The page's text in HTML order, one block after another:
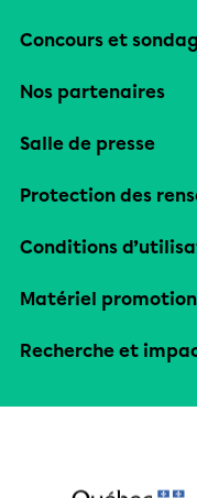
Concours et
Nos partenaires
Salle de presse
Protection des
Conditions
Matériel
Recherche et